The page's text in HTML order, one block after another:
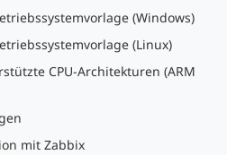
(Windows)
(Linux)
CPU-Architekturen (ARM
mit Zabbix